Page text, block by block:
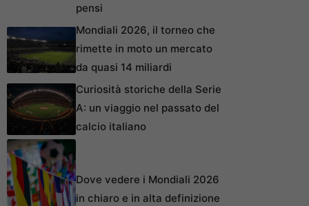
pensi
Mondiali 2026, il torneo che
rimette in moto un mercato
da quasi 14 miliardi
Curiosità storiche della Serie
A: un viaggio nel passato del
calcio italiano
Dove vedere i Mondiali 2026
in chiaro e in alta definizione